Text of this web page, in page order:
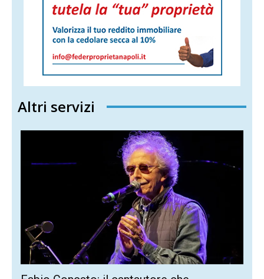
Altri servizi